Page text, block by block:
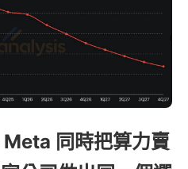
同時把算力賣